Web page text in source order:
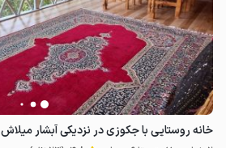
خانه روستایی با جکوزی در نزدیکی آبشار میلاش